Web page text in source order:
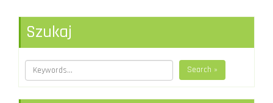
Szukaj
Search »